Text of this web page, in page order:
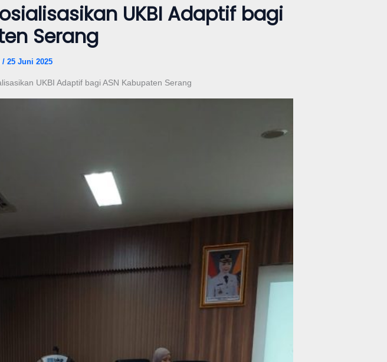
UKBI Adaptif bagi
Serang
/ 25 Juni 2025
UKBI Adaptif bagi ASN Kabupaten Serang